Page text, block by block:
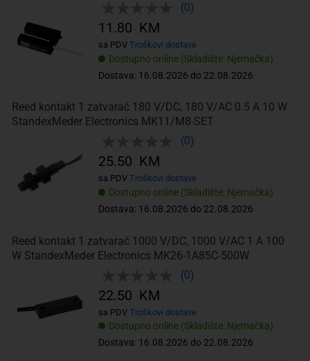
(0)
Dostupno online (Skladište: Njemačka)
Dostava: 16.08.2026 do 22.08.2026
11.80 KM
sa PDV Troškovi dostave
Reed kontakt 1 zatvarač 180 V/DC, 180 V/AC 0.5 A 10 W
StandexMeder Electronics MK11/M8-SET
(0)
Dostupno online (Skladište: Njemačka)
Dostava: 16.08.2026 do 22.08.2026
25.50 KM
sa PDV Troškovi dostave
Reed kontakt 1 zatvarač 1000 V/DC, 1000 V/AC 1 A 100
W StandexMeder Electronics MK26-1A85C-500W
(0)
Dostupno online (Skladište: Njemačka)
Dostava: 16.08.2026 do 22.08.2026
22.50 KM
sa PDV Troškovi dostave